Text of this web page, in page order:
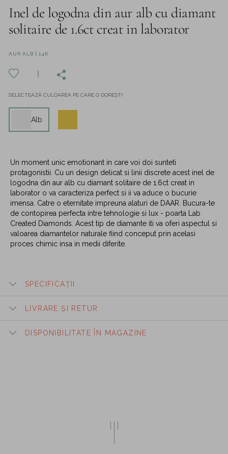
Inel de logodna din aur alb cu diamant
solitaire de 1.6ct creat in laborator
AUR ALB | 14K
SELECTEAZĂ CULOAREA PE CARE O DOREȘTI
Alb
Un moment unic emotionant in care voi doi sunteti
protagonistii. Cu un design delicat si linii discrete acest inel de
logodna din aur alb cu diamant solitaire de 1.6ct creat in
laborator o va caracteriza perfect si ii va aduce o bucurie
imensa. Catre o eternitate impreuna alaturi de DAAR. Bucura-te
de contopirea perfecta intre tehnologie si lux - poarta Lab
Created Diamonds. Acest tip de diamante iti va oferi aspectul si
valoarea diamantelor naturale fiind conceput prin acelasi
proces chimic insa in medii diferite.
SPECIFICAȚII
LIVRARE ȘI RETUR
DISPONIBILITATE ÎN MAGAZINE